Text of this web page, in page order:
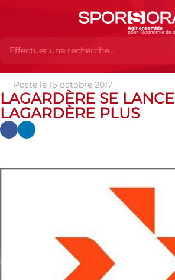
Actualités Actualités
Lagardère SE lance Lagardère Plus
Posté le 16 octobre 2017
LAGARDÈRE SE LANCE
LAGARDÈRE PLUS